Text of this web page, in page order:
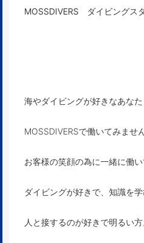
MOSSDIVERS ダイビングス
海やダイビングが好きなあな
MOSSDIVERSで働いてみませ
お客様の笑顔の為に一緒に働い
ダイビングが好きで、知識を
人と接するのが好きで明るい方